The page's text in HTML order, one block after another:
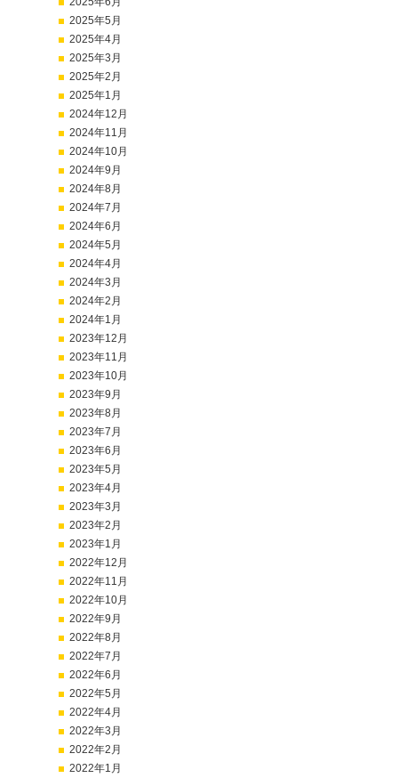
2025年5月
2025年4月
2025年3月
2025年2月
2025年1月
2024年12月
2024年11月
2024年10月
2024年9月
2024年8月
2024年7月
2024年6月
2024年5月
2024年4月
2024年3月
2024年2月
2024年1月
2023年12月
2023年11月
2023年10月
2023年9月
2023年8月
2023年7月
2023年6月
2023年5月
2023年4月
2023年3月
2023年2月
2023年1月
2022年12月
2022年11月
2022年10月
2022年9月
2022年8月
2022年7月
2022年6月
2022年5月
2022年4月
2022年3月
2022年2月
2022年1月